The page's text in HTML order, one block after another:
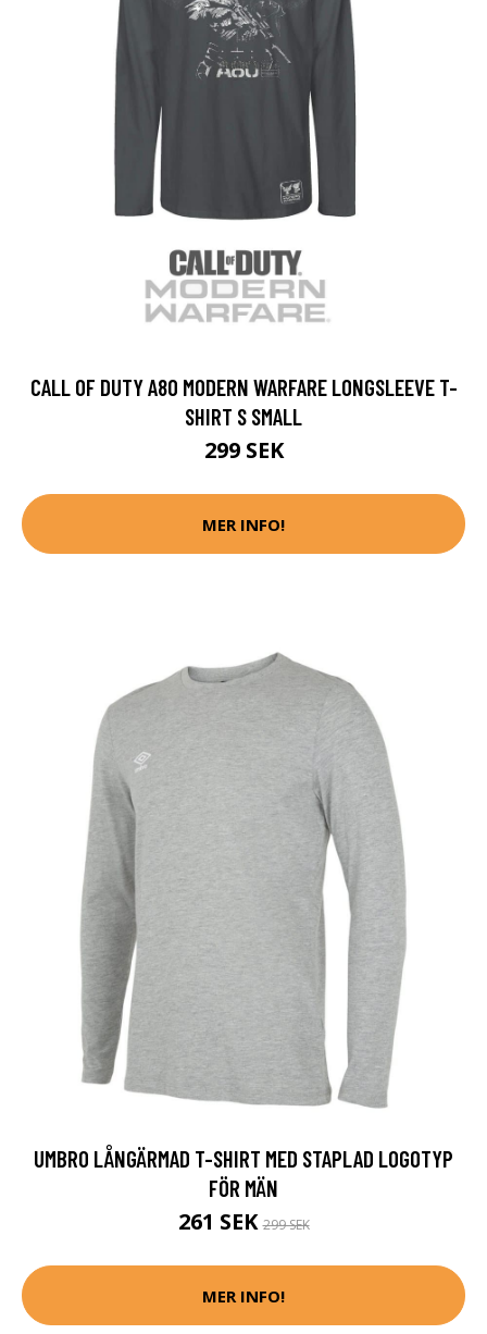
CALL OF DUTY A80 MODERN WARFARE LONGSLEEVE T-
SHIRT S SMALL
299 SEK
MER INFO!
UMBRO LÅNGÄRMAD T-SHIRT MED STAPLAD LOGOTYP
FÖR MÄN
261 SEK299 SEK
MER INFO!